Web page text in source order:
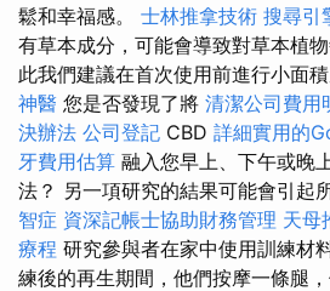
鬆和幸福感。 士林推拿技術 搜尋引
有草本成分，可能會導致對草本植
此我們建議在首次使用前進行小面
神醫 您是否發現了將 清潔公司費用
決辦法 公司登記 CBD 詳細實用的
牙費用估算 融入您早上、下午或晚
法？ 另一項研究的結果可能會引起
智症 資深記帳士協助財務管理 天母
療程 研究參與者在家中使用訓練材
練後的再生期間，他們按摩一條腿，